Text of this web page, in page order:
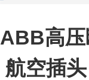
ABB高
航空插